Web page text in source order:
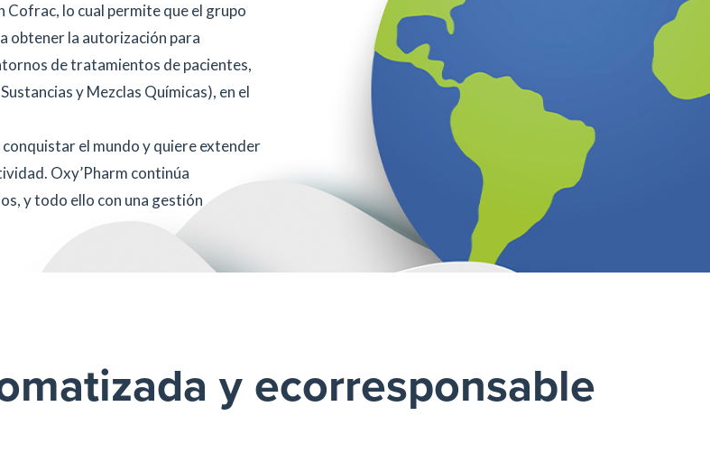
lo cual permite que el grupo
obtener la autorización para
de tratamientos de pacientes,
y Mezclas Químicas), en el
conquistar el mundo y quiere extender
Oxy’Pharm continúa
y todo ello con una gestión
y ecorresponsable